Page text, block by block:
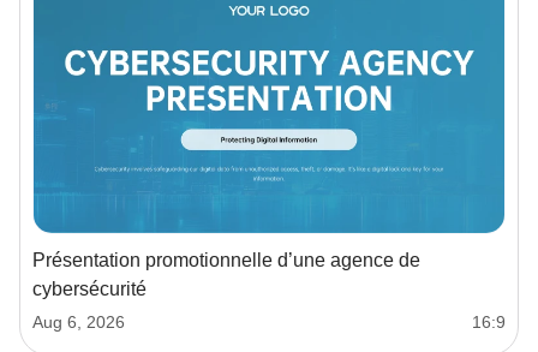
Présentation promotionnelle d’une agence de
cybersécurité
Aug 6, 2026 16:9